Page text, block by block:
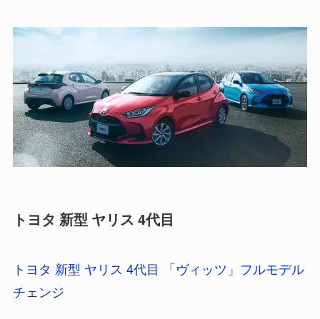
トヨタ 新型 ヤリス 4代目
トヨタ 新型 ヤリス 4代目 「ヴィッツ」フルモデル
チェンジ